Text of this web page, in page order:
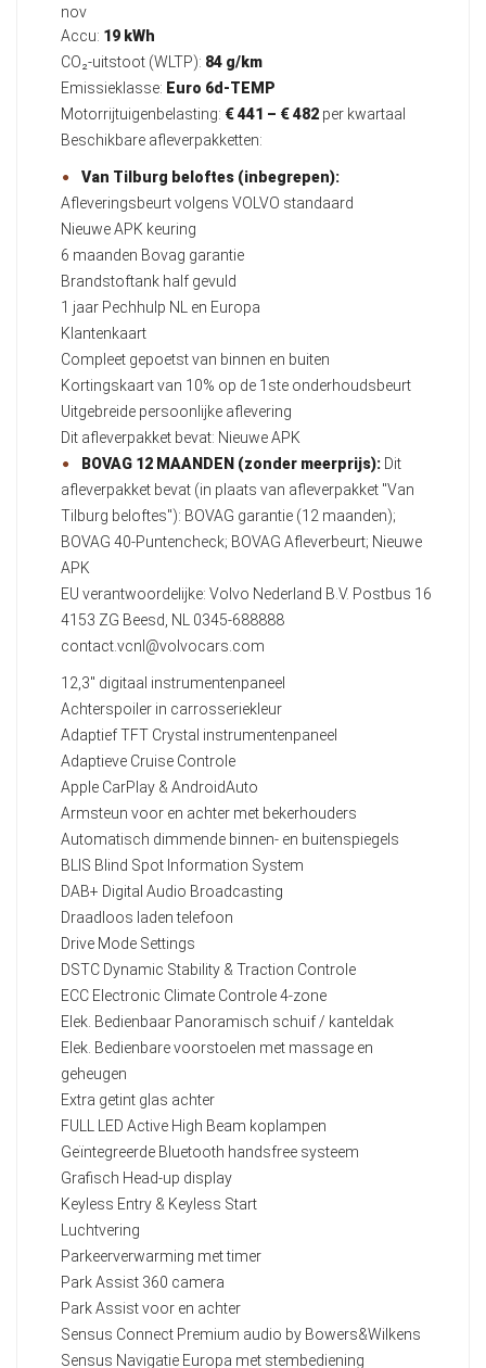
nov
Accu: 19 kWh
CO₂-uitstoot (WLTP): 84 g/km
Emissieklasse: Euro 6d-TEMP
Motorrijtuigenbelasting: € 441 – € 482 per kwartaal
Beschikbare afleverpakketten:
Van Tilburg beloftes (inbegrepen):
Afleveringsbeurt volgens VOLVO standaard
Nieuwe APK keuring
6 maanden Bovag garantie
Brandstoftank half gevuld
1 jaar Pechhulp NL en Europa
Klantenkaart
Compleet gepoetst van binnen en buiten
Kortingskaart van 10% op de 1ste onderhoudsbeurt
Uitgebreide persoonlijke aflevering
Dit afleverpakket bevat: Nieuwe APK
BOVAG 12 MAANDEN (zonder meerprijs): Dit
afleverpakket bevat (in plaats van afleverpakket "Van
Tilburg beloftes"): BOVAG garantie (12 maanden);
BOVAG 40-Puntencheck; BOVAG Afleverbeurt; Nieuwe
APK
EU verantwoordelijke: Volvo Nederland B.V. Postbus 16
4153 ZG Beesd, NL 0345-688888
contact.vcnl@volvocars.com
12,3" digitaal instrumentenpaneel
Achterspoiler in carrosseriekleur
Adaptief TFT Crystal instrumentenpaneel
Adaptieve Cruise Controle
Apple CarPlay & AndroidAuto
Armsteun voor en achter met bekerhouders
Automatisch dimmende binnen- en buitenspiegels
BLIS Blind Spot Information System
DAB+ Digital Audio Broadcasting
Draadloos laden telefoon
Drive Mode Settings
DSTC Dynamic Stability & Traction Controle
ECC Electronic Climate Controle 4-zone
Elek. Bedienbaar Panoramisch schuif / kanteldak
Elek. Bedienbare voorstoelen met massage en
geheugen
Extra getint glas achter
FULL LED Active High Beam koplampen
Geïntegreerde Bluetooth handsfree systeem
Grafisch Head-up display
Keyless Entry & Keyless Start
Luchtvering
Parkeerverwarming met timer
Park Assist 360 camera
Park Assist voor en achter
Sensus Connect Premium audio by Bowers&Wilkens
Sensus Navigatie Europa met stembediening